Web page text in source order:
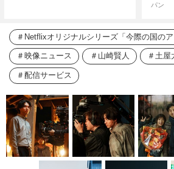
パン
Netflixオリジナルシリーズ「今際の国のア
映像ニュース 山崎賢人 土屋
配信サービス